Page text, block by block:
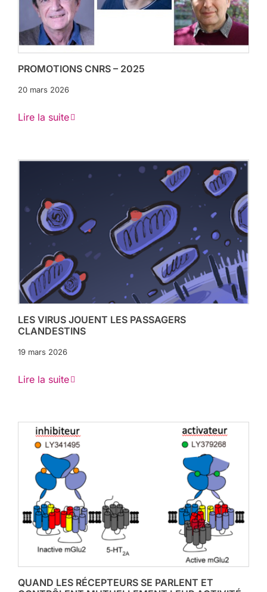
PROMOTIONS CNRS – 2025
20 mars 2026
Lire la suite
LES VIRUS JOUENT LES PASSAGERS
CLANDESTINS
19 mars 2026
Lire la suite
QUAND LES RÉCEPTEURS SE PARLENT ET